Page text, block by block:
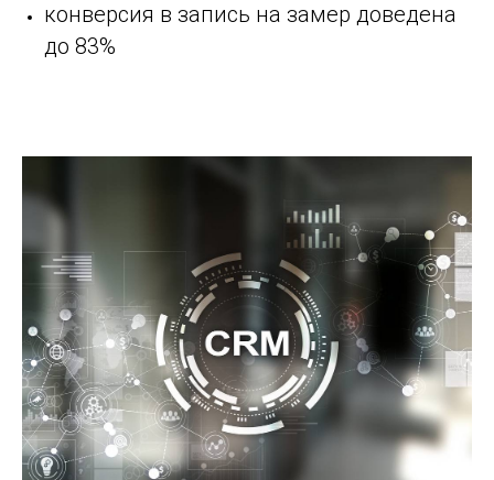
конверсия в запись на замер доведена
до 83%